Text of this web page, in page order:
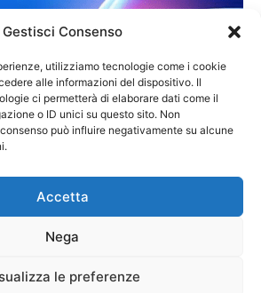
Gestisci Consenso
utilizziamo tecnologie come i cookie
alle informazioni del dispositivo. Il
ci permetterà di elaborare dati come il
o ID unici su questo sito. Non
può influire negativamente su alcune
Accetta
Nega
le preferenze
Cookie Policy Privacy Policy